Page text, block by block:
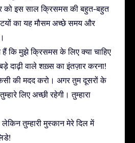
को इस साल क्रिसमस की बहुत-बहुत
का यह मौसम अच्छे समय और
कि मुझे क्रिसमस के लिए क्या चाहिए
दाढ़ी वाले शख़्स का इंतज़ार करना!
की मदद करो। अगर तुम दूसरों के
लिए अच्छी रहेगी। तुम्हारा
तुम्हारी मुस्कान मेरे दिल में